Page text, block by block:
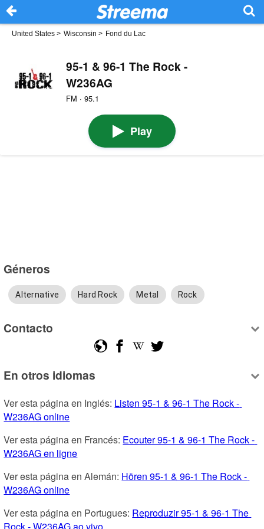
United States > Wisconsin > Fond du Lac
95-1 & 96-1 The Rock -
W236AG
FM · 95.1
Play
Géneros
Alternative Hard Rock Metal Rock
Contacto
En otros idiomas
Ver esta página en Inglés: Listen 95-1 & 96-1 The Rock -
W236AG online
Ver esta página en Francés: Ecouter 95-1 & 96-1 The Rock -
W236AG en ligne
Ver esta página en Alemán: Hören 95-1 & 96-1 The Rock -
W236AG online
Ver esta página en Portugues: Reproduzir 95-1 & 96-1 The
Rock - W236AG ao vivo